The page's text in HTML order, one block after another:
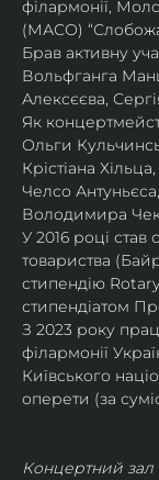
філармонії,
(МАСО)
Брав активну
Вольфганга
Алексєєва,
Як
Ольги
Крістіана
Челсо
Володимира
У 2016 році став
товариства
стипендію
стипендіатом
З 2023 року
філармонії
Київського
оперети (за
Концертний зал